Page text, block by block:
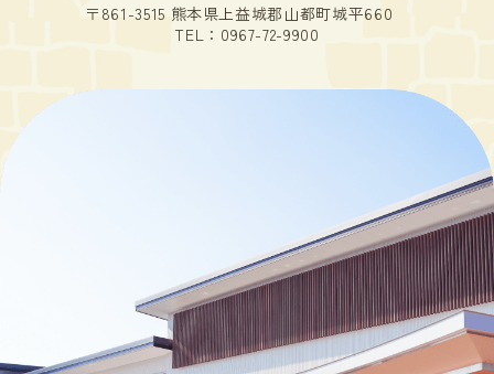
〒861-3515 熊本県上益城郡山都町城平660
TEL： 0967-72-9900